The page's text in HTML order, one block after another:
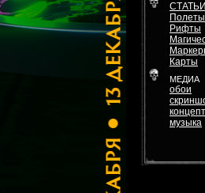
СТАТЬИ
Рифты
Карты
МЕДИА
обои
музыка